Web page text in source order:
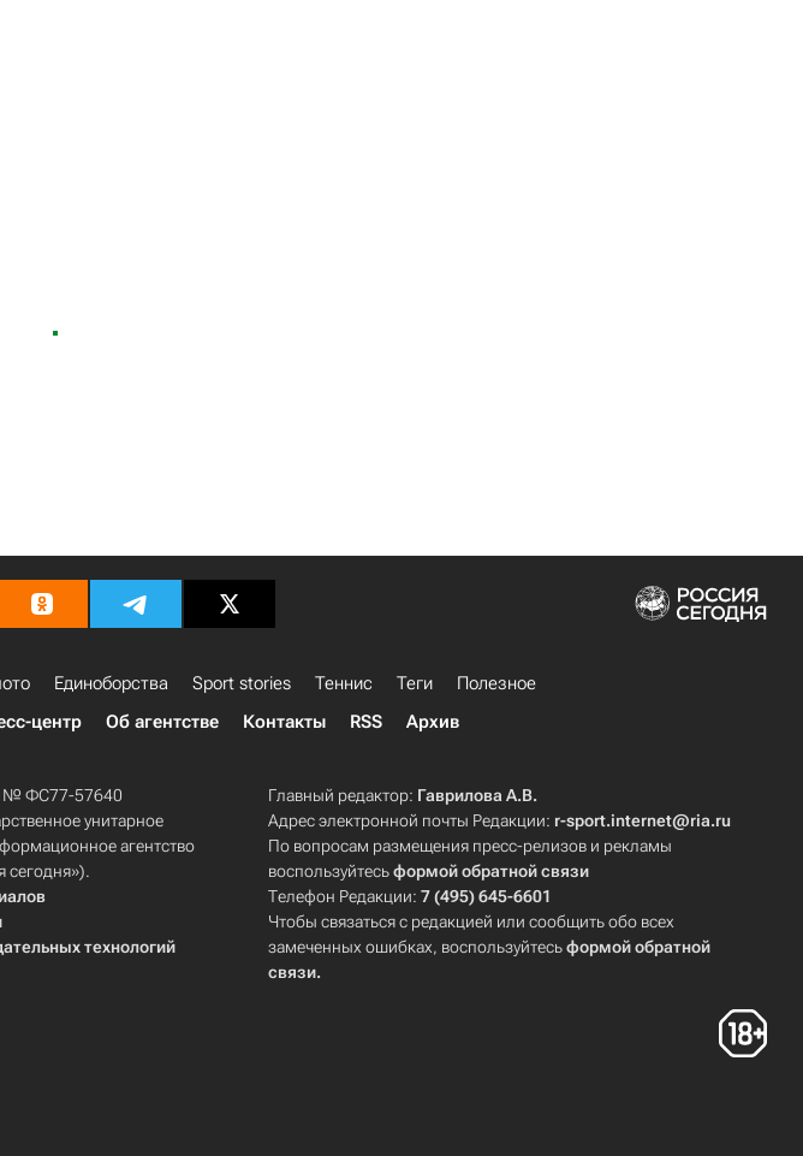
Единоборства Sport stories Теннис Теги
Полезное
центр Об агентстве Контакты RSS Архив
№ ФС77-57640
унитарное
агентство
технологий
Главный редактор: Гаврилова А.В.
Адрес электронной почты Редакции: r-sport.internet@ria.ru
По вопросам размещения пресс-релизов и рекламы
воспользуйтесьформой обратной связи
Телефон Редакции:7 (495) 645-6601
Чтобы связаться с редакцией или сообщить обо всех
замеченных ошибках, воспользуйтесьформой обратной
связи.